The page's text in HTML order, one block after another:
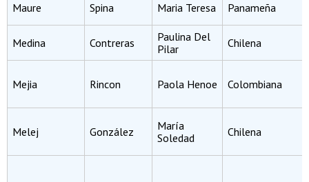
Maure Spina Maria Teresa Panameña
Medina Contreras
Paulina Del
Pilar
Chilena
Mejia Rincon Paola Henoe Colombiana
Melej González
María
Soledad
Chilena